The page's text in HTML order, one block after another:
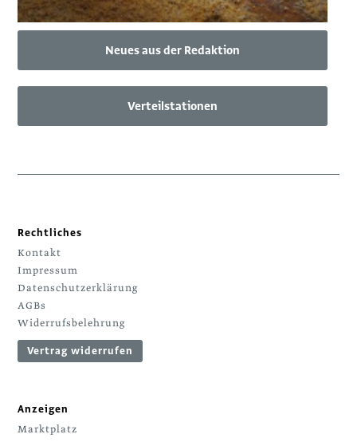
Neues aus der Redaktion
Verteilstationen
Rechtliches
Kontakt
Impressum
Datenschutzerklärung
AGBs
Widerrufsbelehrung
Vertrag widerrufen
Anzeigen
Marktplatz